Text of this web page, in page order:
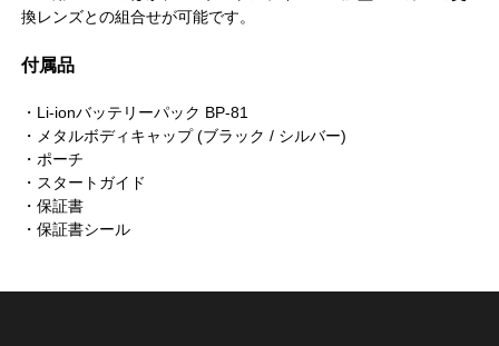
換レンズとの組合せが可能です。
付属品
・Li-ionバッテリーパック BP-81
・メタルボディキャップ (ブラック / シルバー)
・ポーチ
・スタートガイド
・保証書
・保証書シール